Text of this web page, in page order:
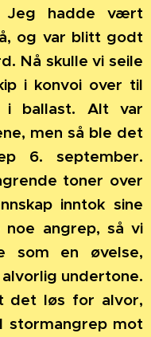
Jeg hadde vært
og var blitt godt
Nå skulle vi seile
i konvoi over til
i ballast. Alt var
men så ble det
6. september.
toner over
inntok sine
angrep, så vi
som en øvelse,
undertone.
det løs for alvor,
stormangrep mot